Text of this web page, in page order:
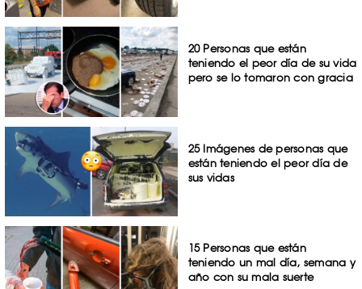
20 Personas que están
teniendo el peor día de su vida
pero se lo tomaron con gracia
25 Imágenes de personas que
están teniendo el peor día de
sus vidas
15 Personas que están
teniendo un mal día, semana y
año con su mala suerte